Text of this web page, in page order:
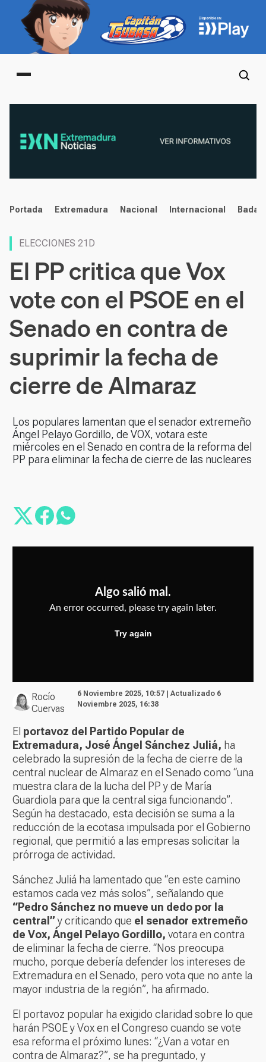
Main menu
noticias
Portada Extremadura Nacional Internacional
ELECCIONES 21D
El PP critica que Vox
vote con el PSOE en el
Senado en contra de
suprimir la fecha de
cierre de Almaraz
Los populares lamentan que el senador extremeño
Ángel Pelayo Gordillo, de VOX, votara este
miércoles en el Senado en contra de la reforma del
PP para eliminar la fecha de cierre de las nucleares
Rocío
Cuervas
6 Noviembre 2025, 10:57 | Actualizado 6
Noviembre 2025, 16:38
El portavoz del Partido Popular de
Extremadura, José Ángel Sánchez Juliá, ha
celebrado la supresión de la fecha de cierre de la
central nuclear de Almaraz en el Senado como “una
muestra clara de la lucha del PP y de María
Guardiola para que la central siga funcionando”.
Según ha destacado, esta decisión se suma a la
reducción de la ecotasa impulsada por el Gobierno
regional, que permitió a las empresas solicitar la
prórroga de actividad.
Sánchez Juliá ha lamentado que “en este camino
estamos cada vez más solos”, señalando que
“Pedro Sánchez no mueve un dedo por la
central”y criticando que el senador extremeño
de Vox, Ángel Pelayo Gordillo, votara en contra
de eliminar la fecha de cierre. “Nos preocupa
mucho, porque debería defender los intereses de
Extremadura en el Senado, pero vota que no ante la
mayor industria de la región”, ha afirmado.
El portavoz popular ha exigido claridad sobre lo que
harán PSOE y Vox en el Congreso cuando se vote
esa reforma el próximo lunes: “¿Van a votar en
contra de Almaraz?”, se ha preguntado, y